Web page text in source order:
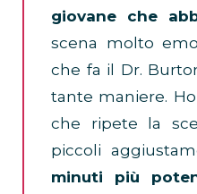
giovane che
scena molto
che fa il Dr.
tante maniere.
che ripete la
piccoli
minuti più